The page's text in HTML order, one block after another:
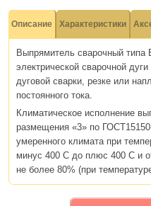
Описание Характеристики
Выпрямитель сварочный типа
электрической сварочной
дуговой сварки, резке или
постоянного тока.
Климатическое исполнение
размещения «3» по
умеренного климата при
минус 400 С до плюс 400 С и
не более 80% (при